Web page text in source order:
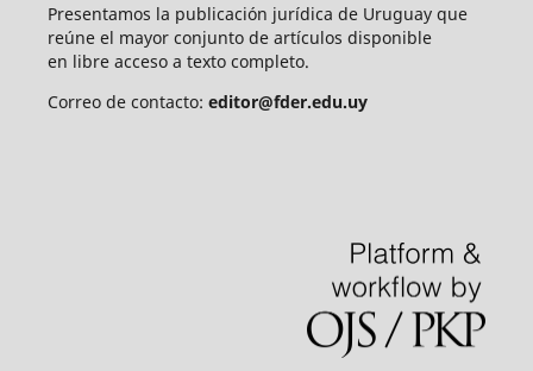
Presentamos la publicación jurídica de Uruguay que
reúne el mayor conjunto de artículos disponible
en libre acceso a texto completo.
Correo de contacto: editor@fder.edu.uy